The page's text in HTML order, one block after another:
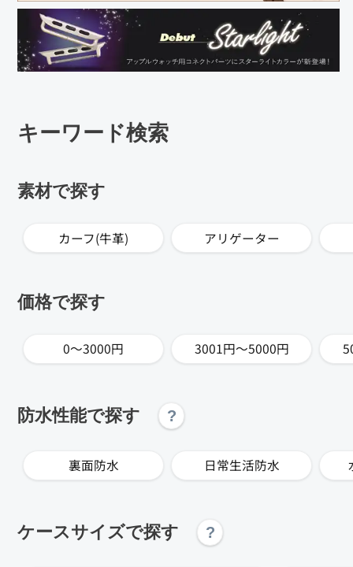
キーワード検索
素材で探す
カーフ(牛革) アリゲーター
価格で探す
0～3000円 3001円～5000円
防水性能で探す ?
裏面防水 日常生活防水
ケースサイズで探す ?